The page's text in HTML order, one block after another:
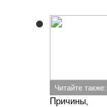
Читайте также:
Причины,